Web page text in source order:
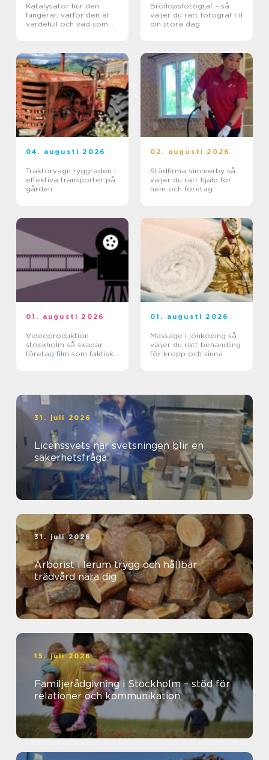
Katalysator hur den
fungerar, varför den är
värdefull och vad som
Bröllopsfotograf – så
väljer du rätt fotograf till
din stora dag
04. augusti 2026
Traktorvagn ryggraden i
effektiva transporter på
gården
02. augusti 2026
Städfirma vimmerby så
väljer du rätt hjälp för
hem och företag
01. augusti 2026
Videoproduktion
stockholm så skapar
företag film som faktiskt
01. augusti 2026
Massage i jönköping så
väljer du rätt behandling
för kropp och sinne
31. juli 2026
Licenssvets när svetsningen blir en
säkerhetsfråga
31. juli 2026
Arborist i lerum trygg och hållbar
trädvård nära dig
15. juli 2026
Familjerådgivning i Stockholm – stöd för
relationer och kommunikation